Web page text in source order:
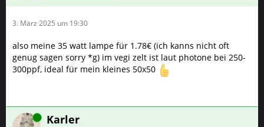
3. März 2025 um 19:30
also meine 35 watt lampe für 1.78€ (ich kanns nicht oft
genug sagen sorry *g) im vegi zelt ist laut photone bei 250-
300ppf, ideal für mein kleines 50x50
Online Karler